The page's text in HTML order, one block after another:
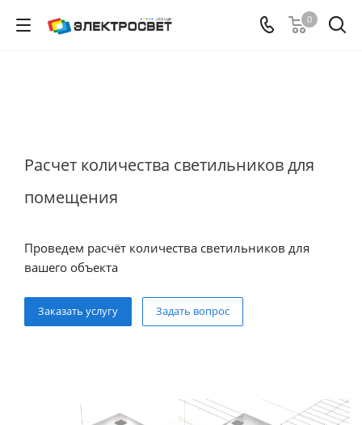
0
Расчет количества светильников для
помещения
Проведем расчёт количества светильников для
вашего объекта
Заказать услугу Задать вопрос